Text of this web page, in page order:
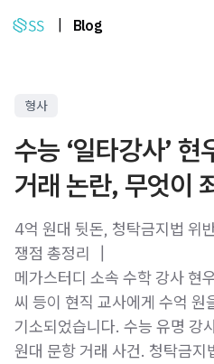
Blog
형사
수능 ‘일타강사’
거래 논란, 무엇이
4억 원대 뒷돈, 청탁금지법 위
쟁점 총정리 ┃
메가스터디 소속 수학 강사 현
씨 등이 현직 교사에게 수억 원
기소되었습니다. 수능 유명 강
원대 문항 거래 사건. 청탁금지